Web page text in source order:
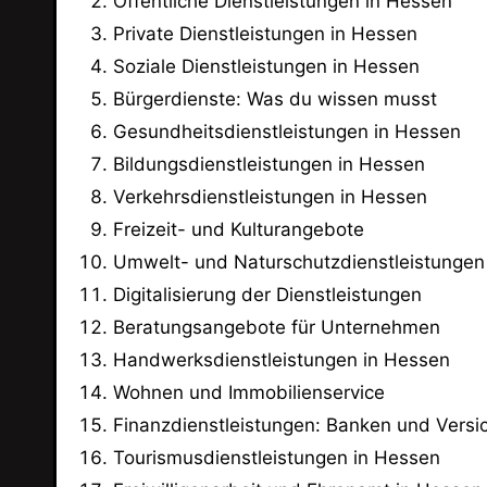
Private Dienstleistungen in Hessen
Soziale Dienstleistungen in Hessen
Bürgerdienste: Was du wissen musst
Gesundheitsdienstleistungen in Hessen
Bildungsdienstleistungen in Hessen
Verkehrsdienstleistungen in Hessen
Freizeit- und Kulturangebote
Umwelt- und Naturschutzdienstleistungen
Digitalisierung der Dienstleistungen
Beratungsangebote für Unternehmen
Handwerksdienstleistungen in Hessen
Wohnen und Immobilienservice
Finanzdienstleistungen: Banken und
Tourismusdienstleistungen in Hessen